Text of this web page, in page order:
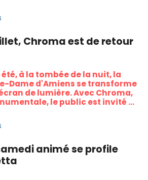
Chroma est de retour
à la tombée de la nuit, la
Dame d'Amiens se transforme
de lumière. Avec Chroma,
le public est invité à
à travers un spectacle
couleurs et projections
animé se profile